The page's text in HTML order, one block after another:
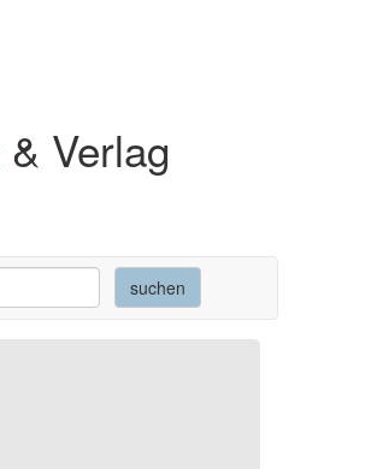
& Verlag